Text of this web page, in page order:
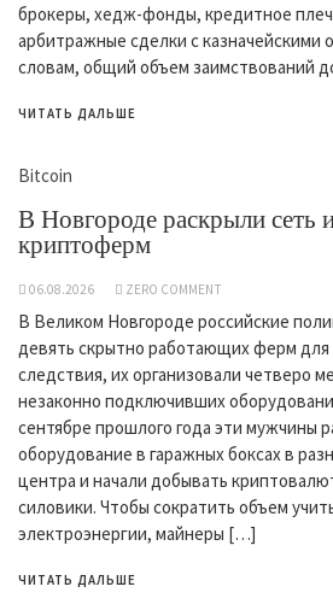
брокеры, хедж-фонды, кредитное
арбитражные сделки с казначейскими
словам, общий объем заимствований
ЧИТАТЬ ДАЛЬШЕ
Bitcoin
В Новгороде раскрыли сеть
криптоферм
06.08.2026 ZERO COMMENT
В Великом Новгороде российские
девять скрытно работающих ферм для
следствия, их организовали четверо
незаконно подключивших
сентябре прошлого года эти мужчины
оборудование в гаражных боксах в
центра и начали добывать
силовики. Чтобы сократить объем
электроэнергии, майнеры […]
ЧИТАТЬ ДАЛЬШЕ